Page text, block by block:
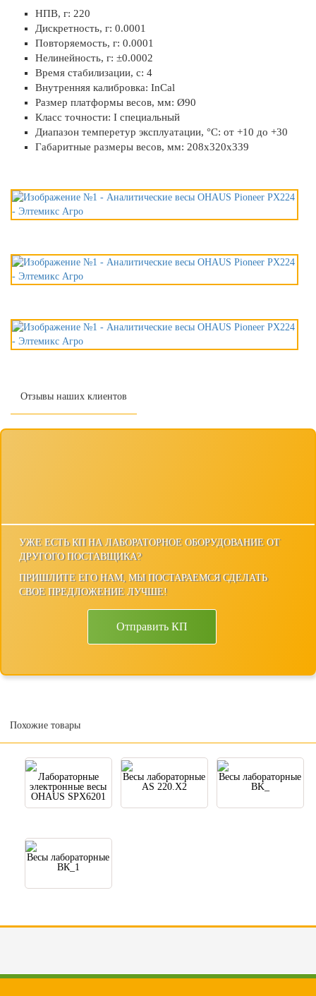
УЖЕ ЕСТЬ КП НА ЛАБОРАТОРНОЕ ОБОРУДОВАНИЕ ОТ
ДРУГОГО ПОСТАВЩИКА?
ПРИШЛИТЕ ЕГО НАМ, МЫ ПОСТАРАЕМСЯ СДЕЛАТЬ
СВОЕ ПРЕДЛОЖЕНИЕ ЛУЧШЕ!
Отправить КП
НПВ, г: 220
Дискретность, г: 0.0001
Повторяемость, г: 0.0001
Нелинейность, г: ±0.0002
Время стабилизации, с: 4
Внутренняя калибровка: InCal
Размер платформы весов, мм: Ø90
Класс точности: I специальный
Диапазон темперетур эксплуатации, °C: от +10 до +30
Габаритные размеры весов, мм: 208х320х339
Похожие товары
Лабораторные
электронные весы
OHAUS SPX6201
Весы лабораторные
AS 220.X2
Весы лабораторные
BK_
Весы лабораторные
ВК_1
Отзывы наших клиентов